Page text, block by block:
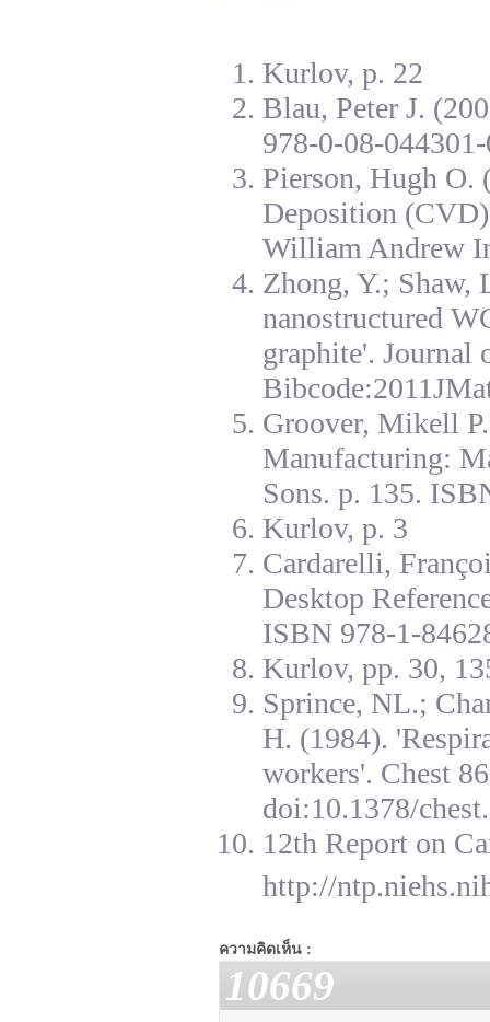
Kurlov, p. 22
Blau, Peter J.
978-0-08-
Pierson, Hugh O.
Deposition
William Andrew
Zhong, Y.; Shaw,
nanostructured
graphite'. Journal
Groover, Mikell
Manufacturing:
Sons. p. 135.
Kurlov, p. 3
Cardarelli,
Desktop
ISBN 978-1-
Kurlov, pp. 30,
Sprince, NL.;
H. (1984).
workers'. Chest
doi:10.1378/
12th Report on
http://
ความคิดเห็น :
10669